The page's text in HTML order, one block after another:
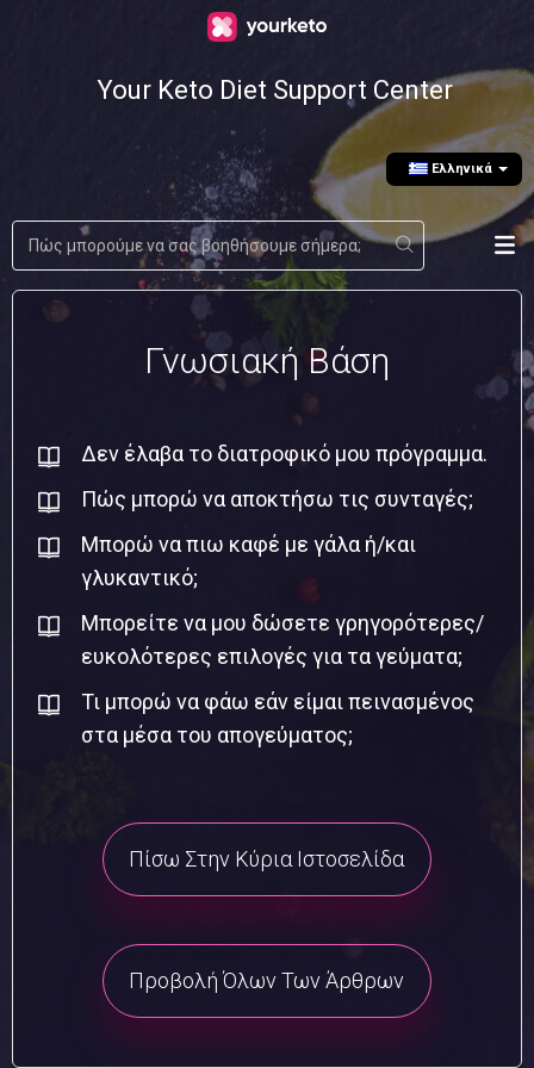
Your Keto Diet Support Center
Ελληνικά
Γνωσιακή Βάση
Δεν έλαβα το διατροφικό μου πρόγραμμα.
Πώς μπορώ να αποκτήσω τις συνταγές;
Μπορώ να πιω καφέ με γάλα ή/και
γλυκαντικό;
Μπορείτε να μου δώσετε γρηγορότερες/
ευκολότερες επιλογές για τα γεύματα;
Τι μπορώ να φάω εάν είμαι πεινασμένος
στα μέσα του απογεύματος;
Πίσω Στην Κύρια Ιστοσελίδα
Προβολή Όλων Των Άρθρων